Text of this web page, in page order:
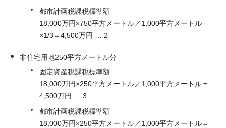
都市計画税課税標準額
18,000万円×750平方メートル／1,000平方メートル
×1/3＝4,500万円 … 2
非住宅用地250平方メートル分
固定資産税課税標準額
18,000万円×250平方メートル／1,000平方メートル＝
4,500万円 … 3
都市計画税課税標準額
18,000万円×250平方メートル／1,000平方メートル＝